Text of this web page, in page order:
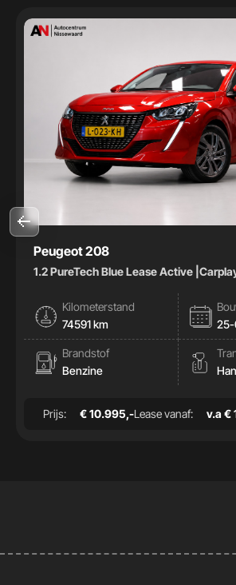
Peugeot 208
1.2 PureTech Blue Lease Active
Kilometerstand
74591 km
25-
Brandstof
Benzine
Prijs: € 10.995,-Lease vanaf: v.a €